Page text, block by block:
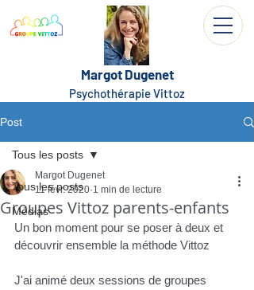
Margot Dugenet
Psychothérapie Vittoz
Post
Tous les posts
Médias
Tous les posts
Groupes Vittoz parents-enfants
Margot Dugenet
11 févr. 2020 1 min de lecture
Un bon moment pour se poser à deux et
découvrir ensemble la méthode Vittoz
J'ai animé deux sessions de groupes